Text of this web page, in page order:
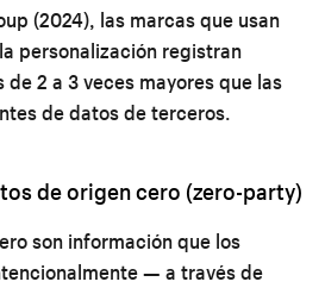
(2024), las marcas que usan
personalización registran
2 a 3 veces mayores que las
de datos de terceros.
de origen cero (zero-party)
son información que los
— a través de